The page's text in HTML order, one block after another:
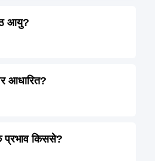
आयु?
आधारित?
किससे?